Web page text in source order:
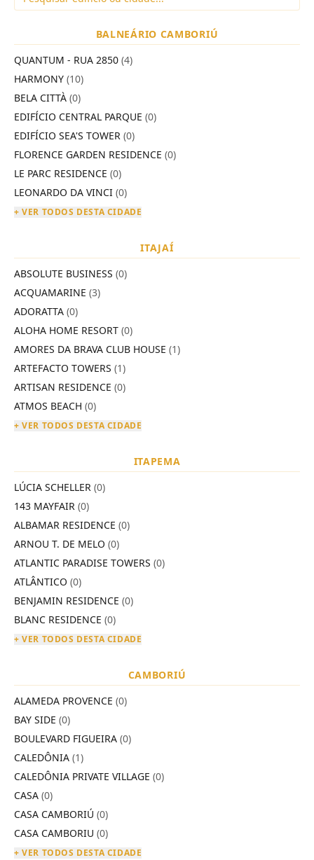
BALNEÁRIO CAMBORIÚ
QUANTUM - RUA 2850 (4)
HARMONY (10)
BELA CITTÀ (0)
EDIFÍCIO CENTRAL PARQUE (0)
EDIFÍCIO SEA'S TOWER (0)
FLORENCE GARDEN RESIDENCE (0)
LE PARC RESIDENCE (0)
LEONARDO DA VINCI (0)
+ VER TODOS DESTA CIDADE
ITAJAÍ
ABSOLUTE BUSINESS (0)
ACQUAMARINE (3)
ADORATTA (0)
ALOHA HOME RESORT (0)
AMORES DA BRAVA CLUB HOUSE (1)
ARTEFACTO TOWERS (1)
ARTISAN RESIDENCE (0)
ATMOS BEACH (0)
+ VER TODOS DESTA CIDADE
ITAPEMA
LÚCIA SCHELLER (0)
143 MAYFAIR (0)
ALBAMAR RESIDENCE (0)
ARNOU T. DE MELO (0)
ATLANTIC PARADISE TOWERS (0)
ATLÂNTICO (0)
BENJAMIN RESIDENCE (0)
BLANC RESIDENCE (0)
+ VER TODOS DESTA CIDADE
CAMBORIÚ
ALAMEDA PROVENCE (0)
BAY SIDE (0)
BOULEVARD FIGUEIRA (0)
CALEDÔNIA (1)
CALEDÔNIA PRIVATE VILLAGE (0)
CASA (0)
CASA CAMBORIÚ (0)
CASA CAMBORIU (0)
+ VER TODOS DESTA CIDADE